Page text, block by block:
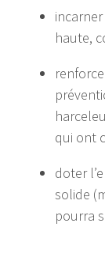
haute,
qui ont
doter
solide
pourra